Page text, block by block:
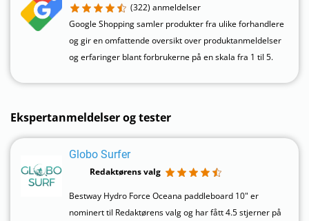
(322) anmeldelser
Google Shopping samler produkter fra ulike forhandlere
og gir en omfattende oversikt over produktanmeldelser
og erfaringer blant forbrukerne på en skala fra 1 til 5.
Ekspertanmeldelser og tester
Globo Surfer
Redaktørens valg
Bestway Hydro Force Oceana paddleboard 10" er
nominert til Redaktørens valg og har fått 4.5 stjerner på